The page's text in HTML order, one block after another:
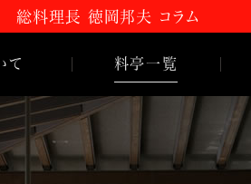
総料理長 徳岡邦夫 コラム
て 料亭一覧
嵐山本店
HANA
松花堂店